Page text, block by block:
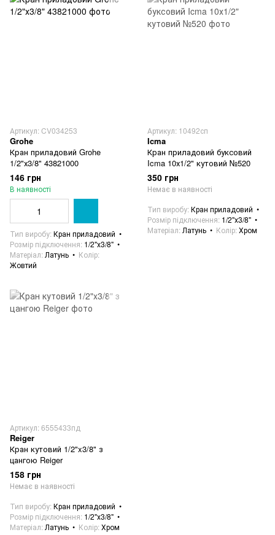
Артикул: CV034253
Grohe
Кран приладовий Grohe
1/2"х3/8" 43821000
146 грн
В наявності
Тип виробу Кран приладовий
Розмір підключення 1/2"х3/8"
Матеріал Латунь
Колір
Жовтий
Артикул: 10492сп
Icma
Кран приладовий буксовий
Icma 10х1/2" кутовий №520
350 грн
Немає в наявності
Тип виробу Кран приладовий
Розмір підключення 1/2"х3/8"
Матеріал Латунь Колір Хром
Артикул: 6555433пд
Reiger
Кран кутовий 1/2"x3/8" з
цангою Reiger
158 грн
Немає в наявності
Тип виробу Кран приладовий
Розмір підключення 1/2"х3/8"
Матеріал Латунь Колір Хром